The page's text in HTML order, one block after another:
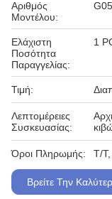
Αριθμός
Μοντέλου:
Ελάχιστη
Ποσότητα
Παραγγελίας:
1
Τιμή:
Λεπτομέρειες
Συσκευασίας:
Όροι Πληρωμής: T/
Βρείτε Την